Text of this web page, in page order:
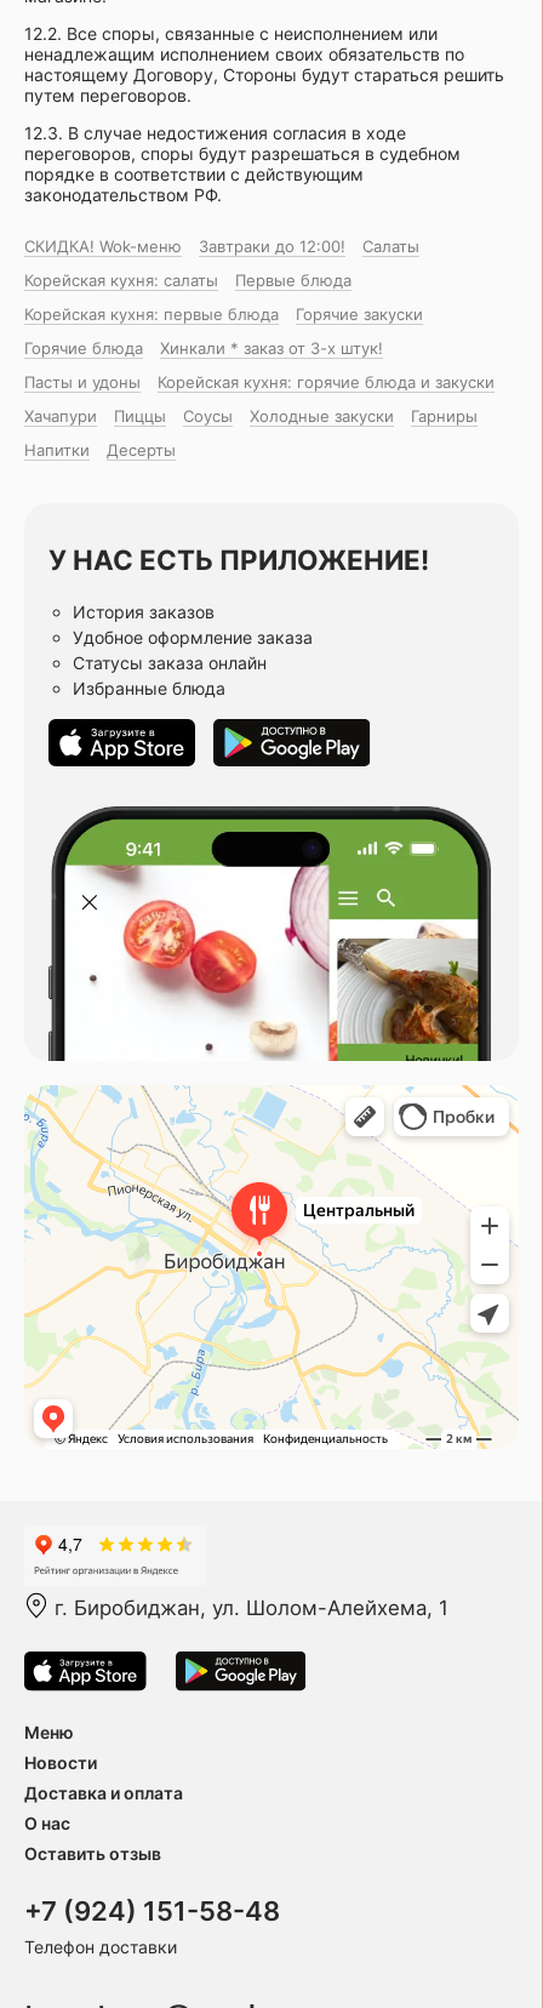
12.2. Все споры, связанные с неисполнением или
ненадлежащим исполнением своих обязательств по
настоящему Договору, Стороны будут стараться решить
путем переговоров.
12.3. В случае недостижения согласия в ходе
переговоров, споры будут разрешаться в судебном
порядке в соответствии с действующим
законодательством РФ.
СКИДКА! Wok-меню Завтраки до 12:00!
Салаты
Корейская кухня: салаты
Первые блюда
Корейская кухня: первые блюда
Горячие закуски
Горячие блюда
Хинкали * заказ от 3-х штук!
Пасты и удоны
Корейская кухня: горячие блюда и закуски
Хачапури
Пиццы Соусы Холодные закуски
Гарниры
Напитки
Десерты
У НАС ЕСТЬ ПРИЛОЖЕНИЕ!
История заказов
Удобное оформление заказа
Статусы заказа онлайн
Избранные блюда
г. Биробиджан, ул. Шолом-Алейхема, 1
Меню
Новости
Доставка и оплата
О нас
Оставить отзыв
+7 (924) 151-58-48
Телефон доставки